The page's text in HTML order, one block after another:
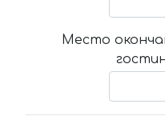
Место